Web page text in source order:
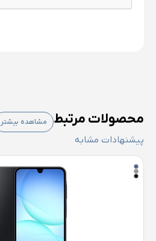
محصولات مرتبط
پیشنهادات مشابه
مشاهده بیشتر